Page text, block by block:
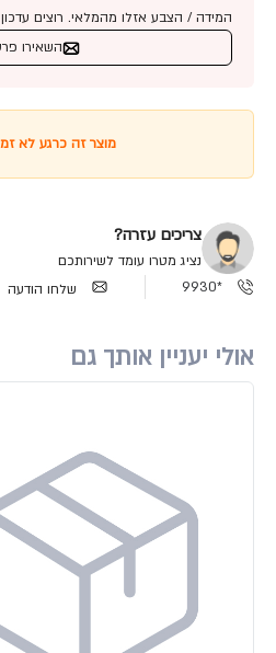
המידה / הצבע אזלו מהמלאי. רוצים
השאירו
מוצר זה כרגע לא
צריכים עזרה?
נציג מטרו עומד לשירותכם
*9930
שלחו הודעה
אולי יעניין אותך גם